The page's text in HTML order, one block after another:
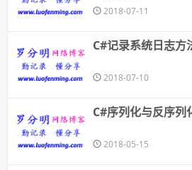
2018-07-11
C#记录系统日志方
2018-07-10
C#序列化与反序列
2018-05-15